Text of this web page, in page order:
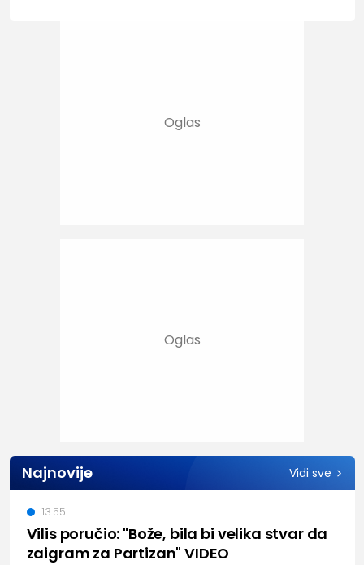
Najnovije Vidi sve
Vilis poručio: "Bože, bila bi velika stvar da
zaigram za Partizan" VIDEO
13:55